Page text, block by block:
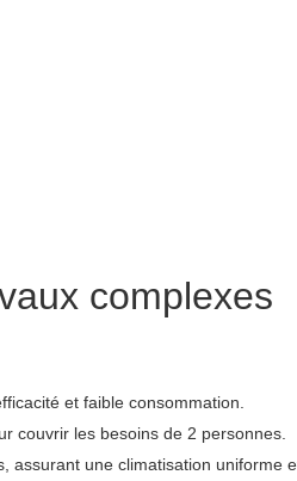
complexes
et faible consommation.
couvrir les besoins de 2 personnes.
assurant une climatisation uniforme